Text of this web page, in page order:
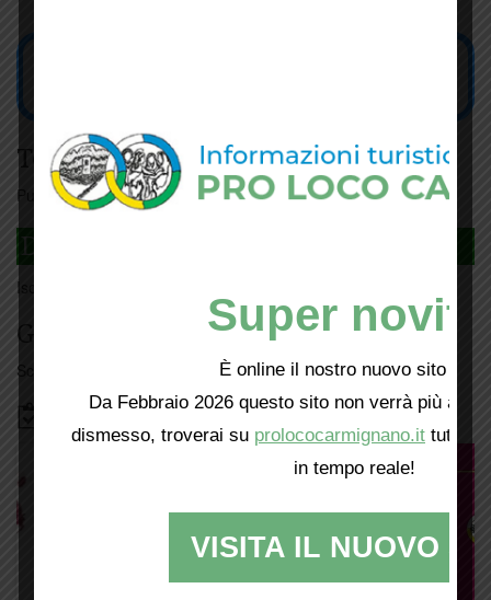
Tesseramento
Puoi tesserarti onlinecliccando qui
DAGLI L'ANDA
Iscriviti
Giorno per giorno a Carmignano
Scopri tutti gli eventi
Bacheca
Super
È online il nostro nuovo sito web!
Da Febbraio 2026 questo sito non verrà più
dismesso, troverai su prolococarmignano.it tutti i
in tempo reale!
VISITA IL NUOVO